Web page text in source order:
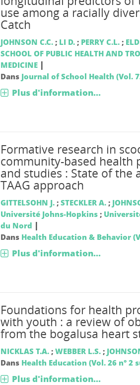
use among a racially
Catch
JOHNSON C.C.; LI D.; PERRY C.L.;
SCHOOL OF PUBLIC HEALTH AND
MEDICINE |
Dans Journal of School Health (Vol.
Plus d'information...
Formative research in
community-based health
and studies : State of the
TAAG approach
GITTELSOHN J.; STECKLER A.;
Université Johns-Hopkins;
du Nord |
Dans Health Education & Behavior
Plus d'information...
Foundations for health
with youth : a review of
from the bogalusa heart
NICKLAS T.A.; WEBBER L.S.;
Dans Health Education (Vol. 26 n° 2
Plus d'information...